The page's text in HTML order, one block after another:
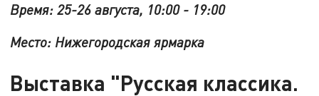
Время: 25-26 августа, 10:00 - 19:00
Место: Нижегородская ярмарка
Выставка "Русская классика.